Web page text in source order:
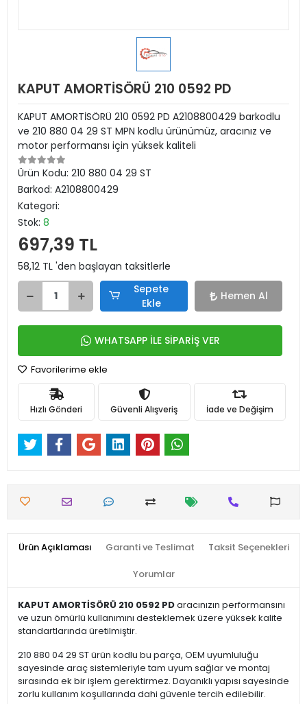
KAPUT AMORTİSÖRÜ 210 0592 PD
KAPUT AMORTİSÖRÜ 210 0592 PD A2108800429 barkodlu
ve 210 880 04 29 ST MPN kodlu ürünümüz, aracınız ve
motor performansı için yüksek kaliteli
Ürün Kodu: 210 880 04 29 ST
Barkod: A2108800429
Kategori:
Stok: 8
697,39 TL
58,12 TL 'den başlayan taksitlerle
Sepete
Ekle
Hemen Al
WHATSAPP İLE SİPARİŞ VER
Favorilerime ekle
Hızlı Gönderi Güvenli Alışveriş İade ve Değişim
Ürün Açıklaması Garanti ve Teslimat Taksit Seçenekleri
Yorumlar
KAPUT AMORTİSÖRÜ 210 0592 PDaracınızın performansını
ve uzun ömürlü kullanımını desteklemek üzere yüksek kalite
standartlarında üretilmiştir.
210 880 04 29 ST ürün kodlu bu parça, OEM uyumluluğu
sayesinde araç sistemleriyle tam uyum sağlar ve montaj
sırasında ek bir işlem gerektirmez. Dayanıklı yapısı sayesinde
zorlu kullanım koşullarında dahi güvenle tercih edilebilir.